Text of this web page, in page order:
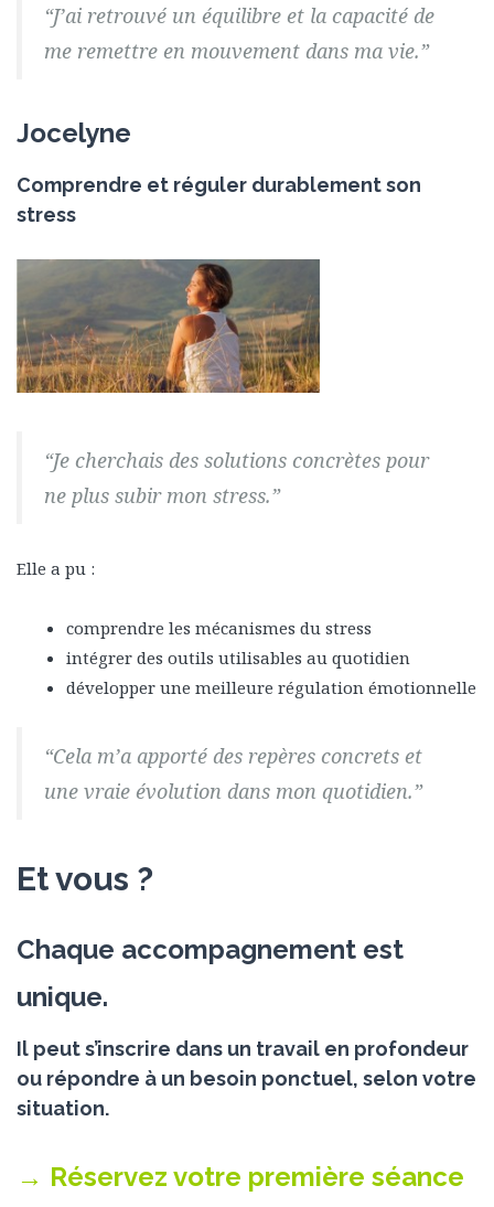
“J’ai retrouvé un équilibre et la capacité de
me remettre en mouvement dans ma vie.”
Jocelyne
Comprendre et réguler durablement son
stress
“Je cherchais des solutions concrètes pour
ne plus subir mon stress.”
Elle a pu :
comprendre les mécanismes du stress
intégrer des outils utilisables au quotidien
développer une meilleure régulation émotionnelle
“Cela m’a apporté des repères concrets et
une vraie évolution dans mon quotidien.”
Et vous ?
Chaque accompagnement est
unique.
Il peut s’inscrire dans un travail en profondeur
ou répondre à un besoin ponctuel, selon votre
situation.
→ Réservez votre première séance